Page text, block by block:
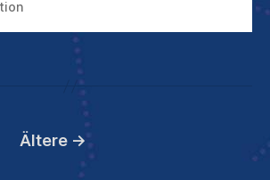
Ältere →